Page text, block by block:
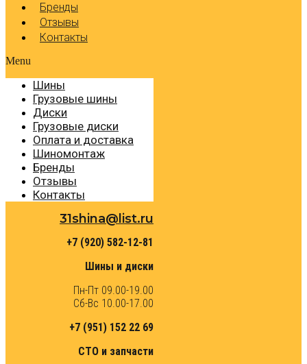
Бренды
Отзывы
Контакты
Menu
Шины
Грузовые шины
Диски
Грузовые диски
Оплата и доставка
Шиномонтаж
Бренды
Отзывы
Контакты
31shina@list.ru
+7 (920) 582-12-81
Шины и диски
Пн-Пт 09.00-19.00
Сб-Вс 10.00-17.00
+7 (951) 152 22 69
СТО и запчасти